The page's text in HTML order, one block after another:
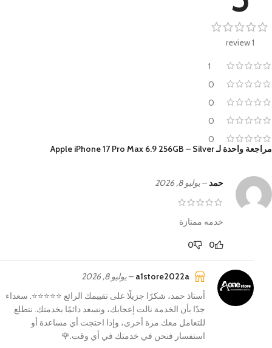
1 review
1
0
0
0
0
مراجعة واحدة لـApple iPhone 17 Pro Max 6.9 256GB – Silver
حمد–يوليو 8, 2026
خدمه ممتازة
0
0
–يوليو 8, 2026
أستاذ حمد، شكرًا جزيلًا على تقييمك الرائع ⭐⭐⭐⭐⭐. سعداء
جدًا بأن الخدمة نالت إعجابك، ونسعد دائمًا بخدمتك. نتطلع
للتعامل معك مرة أخرى، وإذا احتجت أي مساعدة أو
استفسار فنحن في خدمتك في أي وقت.🌹